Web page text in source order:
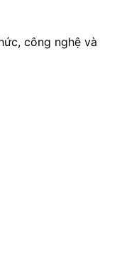
công nghệ và